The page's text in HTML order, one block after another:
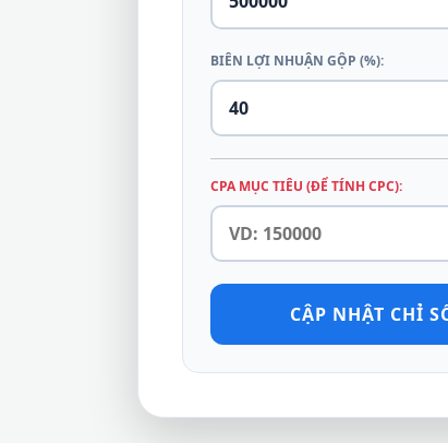
BIÊN LỢI NHUẬN GỘP (%):
CPA MỤC TIÊU (ĐỂ TÍNH CPC):
CẬP NHẬT CHỈ